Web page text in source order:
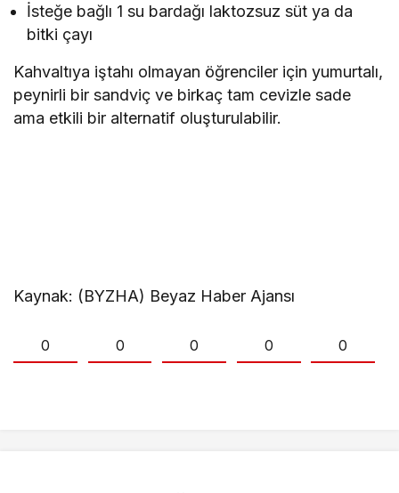
İsteğe bağlı 1 su bardağı laktozsuz süt ya da
bitki çayı
Kahvaltıya iştahı olmayan öğrenciler için yumurtalı,
peynirli bir sandviç ve birkaç tam cevizle sade
ama etkili bir alternatif oluşturulabilir.
Kaynak: (BYZHA) Beyaz Haber Ajansı
0 0 0 0 0